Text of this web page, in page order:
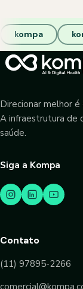
kompa
Direcionar melhor é
A infraestrutura de
saúde.
Siga a Kompa
Contato
(11) 97895-2266